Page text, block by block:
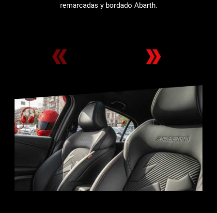
remarcadas y bordado Abarth.